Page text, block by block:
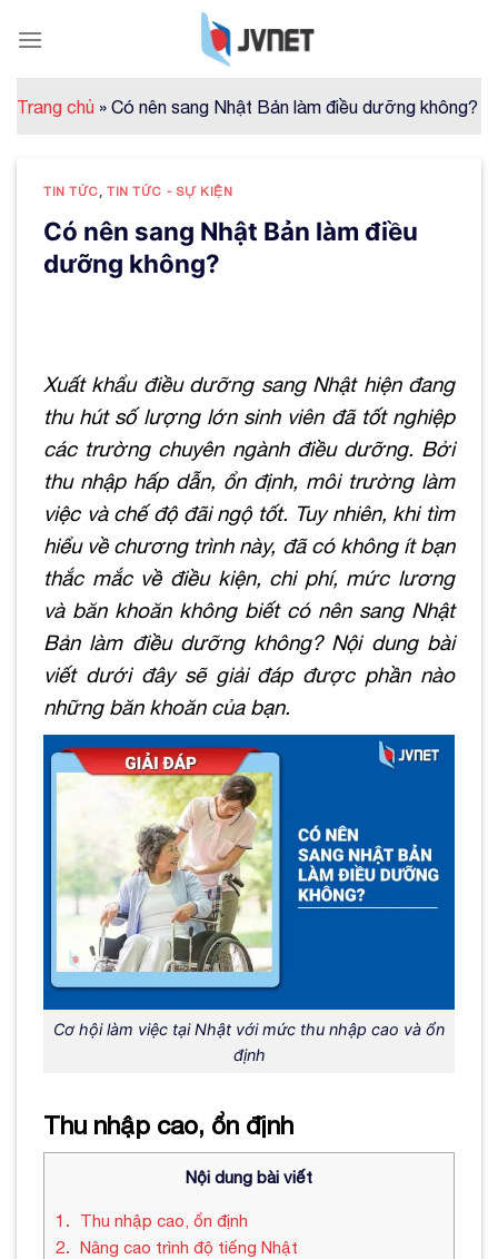
Trang chủ » Có nên sang Nhật Bản làm điều dưỡng không?
TIN TỨC ,TIN TỨC - SỰ KIỆN
Có nên sang Nhật Bản làm điều
dưỡng không?
Xuất khẩu điều dưỡng sang Nhật hiện đang
thu hút số lượng lớn sinh viên đã tốt nghiệp
các trường chuyên ngành điều dưỡng. Bởi
thu nhập hấp dẫn, ổn định, môi trường làm
việc và chế độ đãi ngộ tốt. Tuy nhiên, khi tìm
hiểu về chương trình này, đã có không ít bạn
thắc mắc về điều kiện, chi phí, mức lương
và băn khoăn không biết có nên sang Nhật
Bản làm điều dưỡng không? Nội dung bài
viết dưới đây sẽ giải đáp được phần nào
những băn khoăn của bạn.
Cơ hội làm việc tại Nhật với mức thu nhập cao và ổn
định
Thu nhập cao, ổn định
Nội dung bài viết
1
Thu nhập cao, ổn định
2
Nâng cao trình độ tiếng Nhật